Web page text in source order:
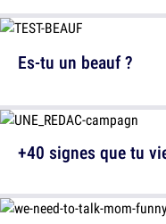
Es-tu un beauf ?
+40 signes que tu